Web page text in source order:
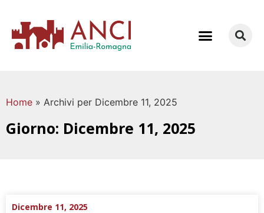
Home » Archivi per Dicembre 11, 2025
Giorno: Dicembre 11, 2025
Dicembre 11, 2025